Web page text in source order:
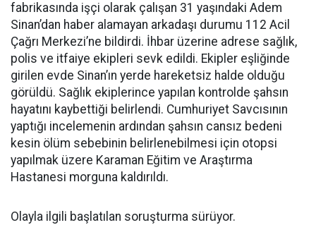
fabrikasında işçi olarak çalışan 31 yaşındaki Adem
Sinan’dan haber alamayan arkadaşı durumu 112 Acil
Çağrı Merkezi’ne bildirdi. İhbar üzerine adrese sağlık,
polis ve itfaiye ekipleri sevk edildi. Ekipler eşliğinde
girilen evde Sinan’ın yerde hareketsiz halde olduğu
görüldü. Sağlık ekiplerince yapılan kontrolde şahsın
hayatını kaybettiği belirlendi. Cumhuriyet Savcısının
yaptığı incelemenin ardından şahsın cansız bedeni
kesin ölüm sebebinin belirlenebilmesi için otopsi
yapılmak üzere Karaman Eğitim ve Araştırma
Hastanesi morguna kaldırıldı.
Olayla ilgili başlatılan soruşturma sürüyor.